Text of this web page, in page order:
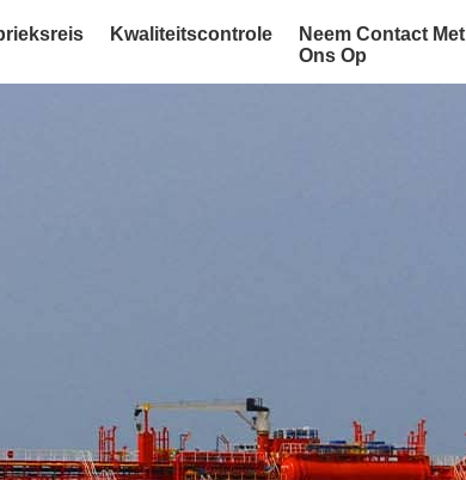
Kwaliteitscontrole
Neem Contact Met
Ons Op